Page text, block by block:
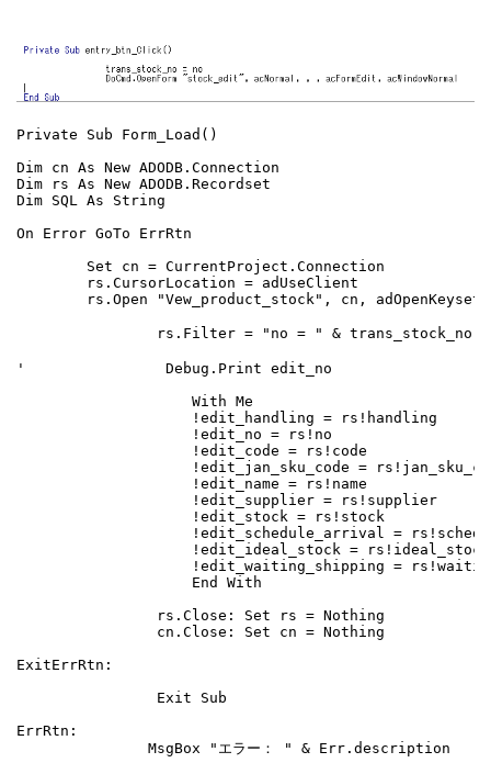
Private Sub Form_Load()
Dim cn As New ADODB.Connection
Dim rs As New ADODB.Recordset
Dim SQL As String
On Error GoTo ErrRtn
        Set cn = CurrentProject.Connection
        rs.CursorLocation = adUseClient
rs.Open "Vew_product_stock", cn,
rs.Filter = "no = " & trans_stock_no  '
'                Debug.Print edit_no
                    With Me
                    !edit_handling = rs!handling
                    !edit_no = rs!no
                    !edit_code = rs!code
!edit_jan_sku_code =
                    !edit_name = rs!name
                    !edit_supplier = rs!supplier
                    !edit_stock = rs!stock
!edit_schedule_arrival =
                    !edit_ideal_stock = rs!ideal_stock
!edit_waiting_shipping =
                    End With
                rs.Close: Set rs = Nothing
                cn.Close: Set cn = Nothing
ExitErrRtn:
                Exit Sub
ErrRtn:
               MsgBox "エラー： " & Err.description